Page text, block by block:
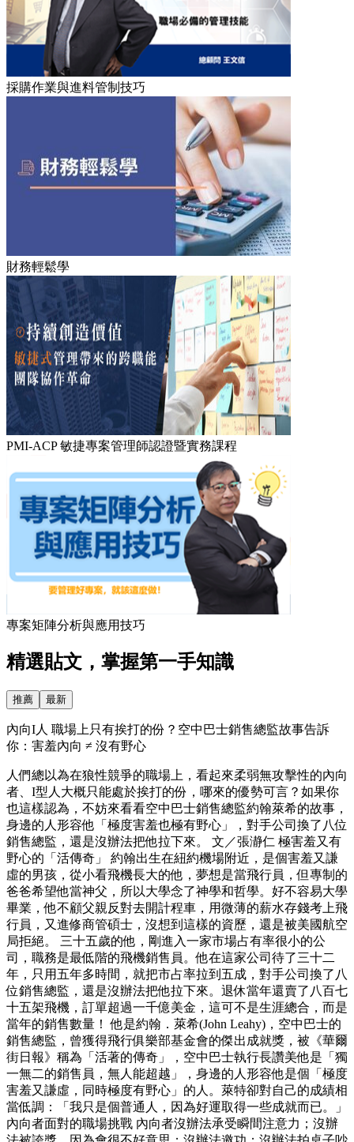
採購作業與進料管制技巧
財務輕鬆學
PMI-ACP 敏捷專案管理師認證暨實務課程
專案矩陣分析與應用技巧
精選貼文，掌握第一手知識
推薦 最新
內向I人 職場上只有挨打的份？空中巴士銷售總監故事告訴
你：害羞內向 ≠ 沒有野心
人們總以為在狼性競爭的職場上，看起來柔弱無攻擊性的內向
者、I型人大概只能處於挨打的份，哪來的優勢可言？如果你
也這樣認為，不妨來看看空中巴士銷售總監約翰萊希的故事，
身邊的人形容他「極度害羞也極有野心」，對手公司換了八位
銷售總監，還是沒辦法把他拉下來。 文／張瀞仁 極害羞又有
野心的「活傳奇」 約翰出生在紐約機場附近，是個害羞又謙
虛的男孩，從小看飛機長大的他，夢想是當飛行員，但專制的
爸爸希望他當神父，所以大學念了神學和哲學。好不容易大學
畢業，他不顧父親反對去開計程車，用微薄的薪水存錢考上飛
行員，又進修商管碩士，沒想到這樣的資歷，還是被美國航空
局拒絕。 三十五歲的他，剛進入一家市場占有率很小的公
司，職務是最低階的飛機銷售員。他在這家公司待了三十二
年，只用五年多時間，就把市占率拉到五成，對手公司換了八
位銷售總監，還是沒辦法把他拉下來。退休當年還賣了八百七
十五架飛機，訂單超過一千億美金，這可不是生涯總合，而是
當年的銷售數量！ 他是約翰．萊希(John Leahy)，空中巴士的
銷售總監，曾獲得飛行俱樂部基金會的傑出成就獎，被《華爾
街日報》稱為「活著的傳奇」，空中巴士執行長讚美他是「獨
一無二的銷售員，無人能超越」，身邊的人形容他是個「極度
害羞又謙虛，同時極度有野心」的人。萊特卻對自己的成績相
當低調：「我只是個普通人，因為好運取得一些成就而已。」
內向者面對的職場挑戰 內向者沒辦法承受瞬間注意力；沒辦